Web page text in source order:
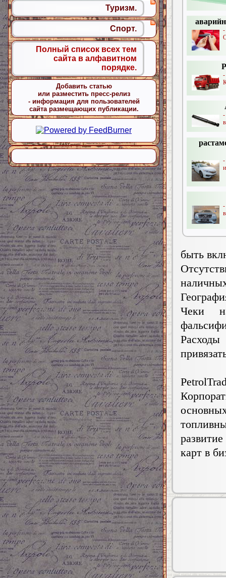
-
-
-
-
быть
Чеки
карт в
Туризм.
Спорт.
Полный список всех тем
сайта в алфавитном
порядке.
Добавить статью
или разместить пресс-релиз
- информация для пользователей
сайта размещающих публикации.